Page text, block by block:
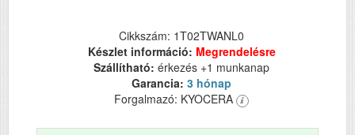
Cikkszám: 1T02TWANL0
Készlet információ: Megrendelésre
Szállítható: érkezés +1 munkanap
Garancia: 3 hónap
Forgalmazó: KYOCERA